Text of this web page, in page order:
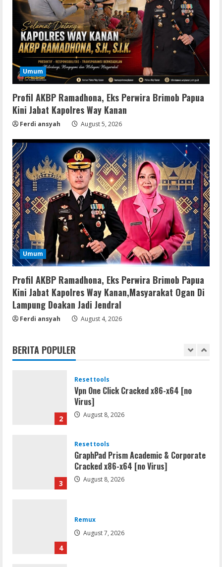
Umum
Profil AKBP Ramadhona, Eks Perwira Brimob Papua
Kini Jabat Kapolres Way Kanan
Ferdi ansyah August 5, 2026
Umum
Profil AKBP Ramadhona, Eks Perwira Brimob Papua
Kini Jabat Kapolres Way Kanan,Masyarakat Ogan Di
Lampung Doakan Jadi Jendral
Ferdi ansyah August 4, 2026
BERITA POPULER
2
Resettools
Vpn One Click Cracked x86-x64 [no
Virus]
3
Resettools
Cracked x86-x64 [no Virus]
August 8, 2026
4
Remux
August 7, 2026
5
Lan
Dune: Awakening FitGirl Repack +Patch
August 7, 2026
1
Movies
Vertex Force 2026 BRRip UHD DDP5.1
2
Resettools
Vpn One Click Cracked x86-x64 [no
Virus]
August 8, 2026
3
Resettools
GraphPad Prism Academic & Corporate
Cracked x86-x64 [no Virus]
August 8, 2026
4
Remux
August 7, 2026